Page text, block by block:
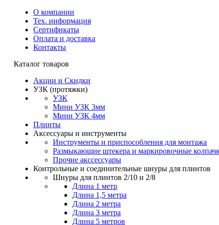
О компании
Тех. информация
Сертификаты
Оплата и доставка
Контакты
Каталог товаров
Акции и Скидки
УЗК (протяжки)
УЗК
Мини УЗК 3мм
Мини УЗК 4мм
Плинты
Аксессуары и инструменты
Инструменты и приспособления для монтажа
Размыкающие штекера и маркировочные
Прочие акссессуары
Контрольные и соединительные шнуры для плинтов
Шнуры для плинтов 2/10 и 2/8
Длина 1 метр
Длина 1,5 метра
Длина 2 метра
Длина 3 метра
Длина 5 метров